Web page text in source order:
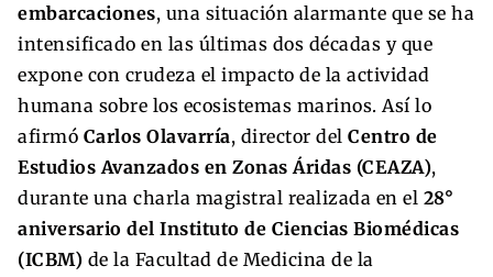
embarcaciones, una situación alarmante que se ha
intensificado en las últimas dos décadas y que
expone con crudeza el impacto de la actividad
humana sobre los ecosistemas marinos. Así lo
afirmó Carlos Olavarría, director del Centro de
Estudios Avanzados en Zonas Áridas (CEAZA),
durante una charla magistral realizada en el 28°
aniversario del Instituto de Ciencias Biomédicas
(ICBM) de la Facultad de Medicina de la